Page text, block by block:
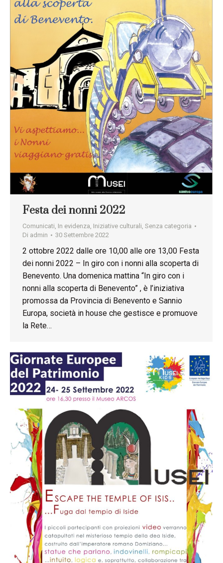
Festa dei nonni 2022
Comunicati, In evidenza, Iniziative culturali, Senza categoria
Di admin 30 Settembre 2022
2 ottobre 2022 dalle ore 10,00 alle ore 13,00 Festa
dei nonni 2022 – In giro con i nonni alla scoperta di
Benevento. Una domenica mattina “In giro con i
nonni alla scoperta di Benevento” , è l’iniziativa
promossa da Provincia di Benevento e Sannio
Europa, società in house che gestisce e promuove
la Rete…